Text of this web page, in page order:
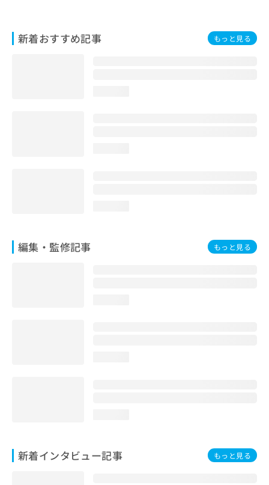
新着おすすめ記事 もっと見る
編集・監修記事 もっと見る
新着インタビュー記事 もっと見る
い
合